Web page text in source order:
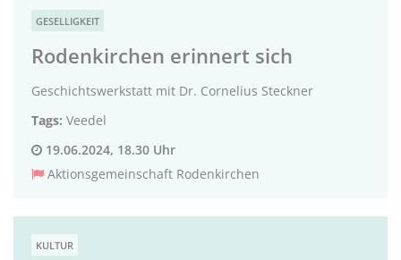
GESELLIGKEIT
Rodenkirchen erinnert sich
Geschichtswerkstatt mit Dr. Cornelius Steckner
Tags: Veedel
19.06.2024, 18.30 Uhr
Aktionsgemeinschaft Rodenkirchen
KULTUR